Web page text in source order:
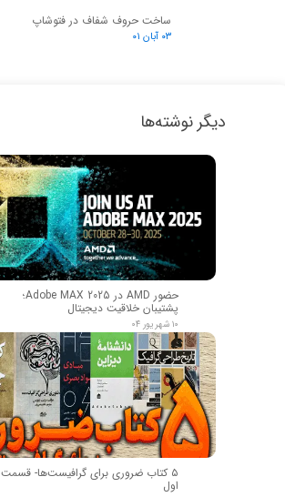
ساخت حروف شفاف در فتوشاپ
۰۳ آبان ۰۱
دیگر نوشته‌ها
حضور AMD در Adobe MAX 2025؛
پشتیبان خلاقیت دیجیتال
۱۰ شهریور ۰۴
۵ کتاب ضروری برای گرافیست‌ها- قسمت
اول